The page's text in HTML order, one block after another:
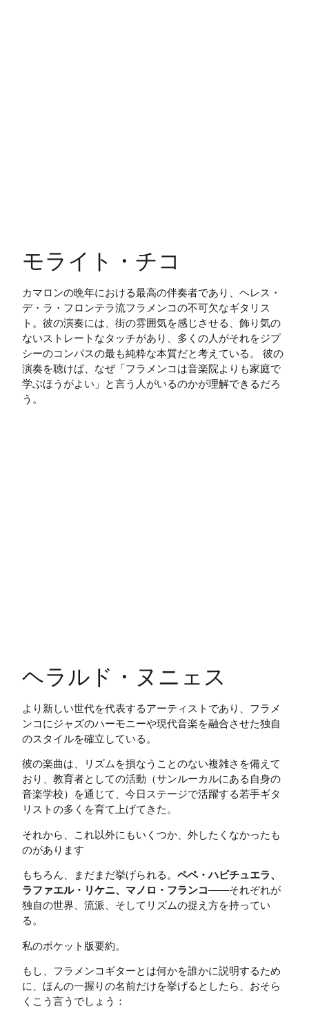
モライト・チコ
カマロンの晩年における最高の伴奏者であり、ヘレス・
デ・ラ・フロンテラ流フラメンコの不可欠なギタリス
ト。彼の演奏には、街の雰囲気を感じさせる、飾り気の
ないストレートなタッチがあり、多くの人がそれをジプ
シーのコンパスの最も純粋な本質だと考えている。 彼の
演奏を聴けば、なぜ「フラメンコは音楽院よりも家庭で
学ぶほうがよい」と言う人がいるのかが理解できるだろ
う。
ヘラルド・ヌニェス
より新しい世代を代表するアーティストであり、フラメ
ンコにジャズのハーモニーや現代音楽を融合させた独自
のスタイルを確立している。
彼の楽曲は、リズムを損なうことのない複雑さを備えて
おり、教育者としての活動（サンルーカルにある自身の
音楽学校）を通じて、今日ステージで活躍する若手ギタ
リストの多くを育て上げてきた。
それから、これ以外にもいくつか、外したくなかったも
のがあります
もちろん、まだまだ挙げられる。 ペペ・ハビチュエラ、
ラファエル・リケニ、マノロ・フランコ――それぞれが
独自の世界、流派、そしてリズムの捉え方を持ってい
る。
私のポケット版要約。
もし、フラメンコギターとは何かを誰かに説明するため
に、ほんの一握りの名前だけを挙げるとしたら、おそら
くこう言うでしょう：